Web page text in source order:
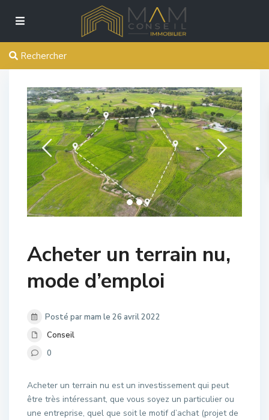
Rechercher
Acheter un terrain nu,
mode d’emploi
Posté par mam le 26 avril 2022
Conseil
0
Acheter un terrain nu est un investissement qui peut
être très intéressant, que vous soyez un particulier ou
une entreprise, quel que soit le motif d’achat (projet de